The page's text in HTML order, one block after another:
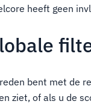
heeft geen
bent met de
ziet, of als u de